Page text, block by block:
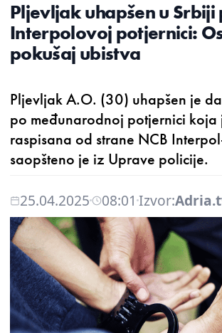
Pljevljak uhapšen u Srbiji
Interpolovoj potjernici:
pokušaj ubistva
Pljevljak A.O. (30) uhapšen je
po međunarodnoj potjernici koja
raspisana od strane NCB
saopšteno je iz Uprave policije.
25.04.2025 08:01 Izvor: